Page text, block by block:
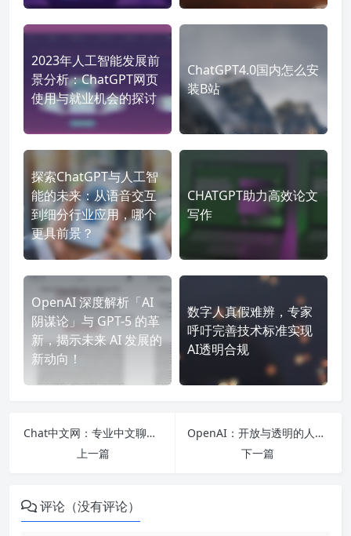
2023年人工智能发展前
景分析：ChatGPT网页
使用与就业机会的探讨
ChatGPT4.0国内怎么安
装B站
探索ChatGPT与人工智
能的未来：从语音交互
到细分行业应用，哪个
更具前景？
CHATGPT助力高效论文
写作
OpenAI 深度解析「AI
阴谋论」与 GPT-5 的革
新，揭示未来 AI 发展的
新动向！
数字人真假难辨，专家
呼吁完善技术标准实现
AI透明合规
Chat中文网：专业中文聊天机器人平台，个性化定制，智能学习优化。提供技术支持和资源，轻松构建高效聊天机器人。
上一篇
OpenAI：开放与透明的人工智能技术公司
下一篇
评论（没有评论）